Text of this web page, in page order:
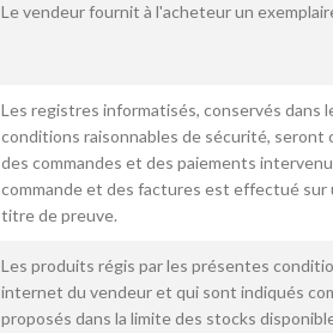
Le vendeur fournit à l'acheteur un
Les registres informatisés, conservés dans
conditions raisonnables de sécurité, seront
des commandes et des paiements
commande et des factures est effectué
titre de preuve.
Les produits régis par les présentes
internet du vendeur et qui sont indiqués
proposés dans la limite des stocks